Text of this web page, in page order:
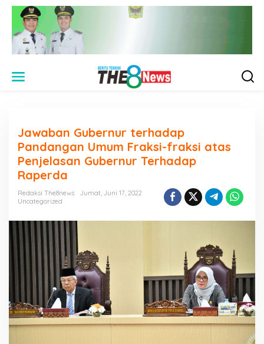
Jawaban Gubernur terhadap
Pandangan Umum Fraksi-fraksi atas
Penjelasan Gubernur Terhadap
Raperda
Redaksi The8news
Jumat, Juni 17, 2022
Uncategorized